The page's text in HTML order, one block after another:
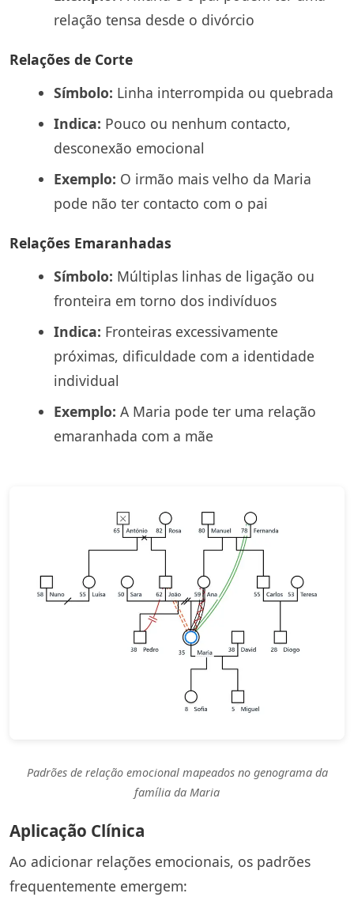
relação tensa desde o divórcio
Relações de Corte
Símbolo: Linha interrompida ou quebrada
Indica: Pouco ou nenhum contacto,
desconexão emocional
Exemplo: O irmão mais velho da Maria
pode não ter contacto com o pai
Relações Emaranhadas
Símbolo: Múltiplas linhas de ligação ou
fronteira em torno dos indivíduos
Indica: Fronteiras excessivamente
próximas, dificuldade com a identidade
individual
Exemplo: A Maria pode ter uma relação
emaranhada com a mãe
Padrões de relação emocional mapeados no genograma da
família da Maria
Aplicação Clínica
Ao adicionar relações emocionais, os padrões
frequentemente emergem: